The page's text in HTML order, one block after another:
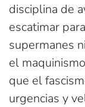
disciplina de
escatimar
supermanes
el
que el
urgencias y